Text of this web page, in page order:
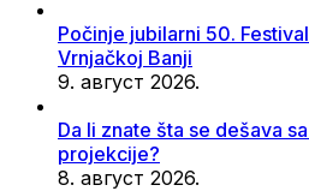
Počinje jubilarni 50.
Vrnjačkoj Banji
9. август 2026.
Da li znate šta se dešava
projekcije?
8. август 2026.